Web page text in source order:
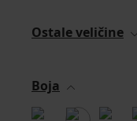
Ostale veličine
Boja